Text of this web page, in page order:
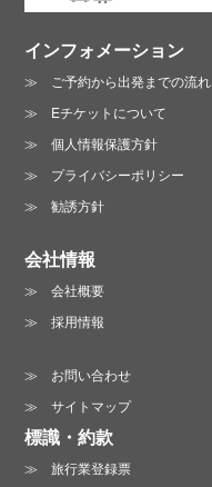
インフォメーション
ご予約から出発までの流れ
Eチケットについて
個人情報保護方針
プライバシーポリシー
勧誘方針
会社情報
会社概要
採用情報
お問い合わせ
サイトマップ
標識・約款
旅行業登録票